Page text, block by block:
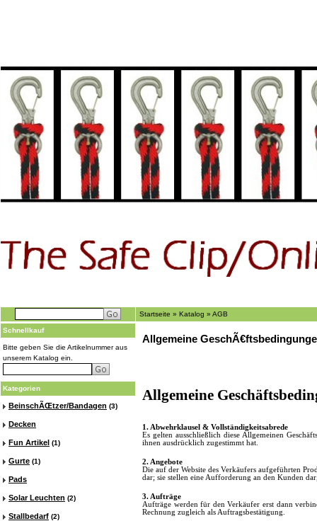
Startseite » Katalog » AGB
Schnellkauf
Bitte geben Sie die Artikelnummer aus
unserem Katalog ein.
Kategorien
BeinschÃŒtzer/Bandagen (3)
Decken
Fun Artikel (1)
Gurte (1)
Pads
Solar Leuchten (2)
Stallbedarf (2)
Allgemeine
Allgemeine
1. Abwehrklausel & Vollständigkeitsabrede
Es gelten ausschließlich diese Allgemeinen
ihnen ausdrücklich zugestimmt hat.
2. Angebote
Die auf der Website des Verkäufers aufgeführten
dar; sie stellen eine Aufforderung an den Kunden
3. Aufträge
Aufträge werden für den Verkäufer erst dann
Rechnung zugleich als Auftragsbestätigung.